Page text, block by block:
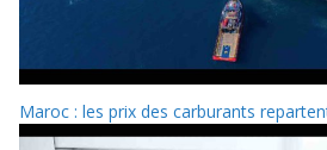
Maroc : les prix des carburants